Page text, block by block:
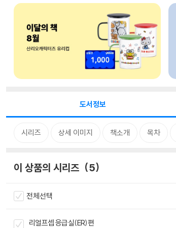
도서정보
시리즈 상세 이미지 책소개 목차
이 상품의 시리즈 5
전체선택
리얼프셉 응급실(ER)편